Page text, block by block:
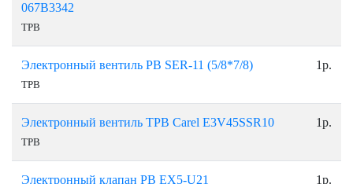
067B3342
ТРВ
Электронный вентиль РВ SER-11 (5/8*7/8)
ТРВ
1р.
Электронный вентиль ТРВ Carel E3V45SSR10
ТРВ
1р.
Электронный клапан РВ EX5-U21 1р.